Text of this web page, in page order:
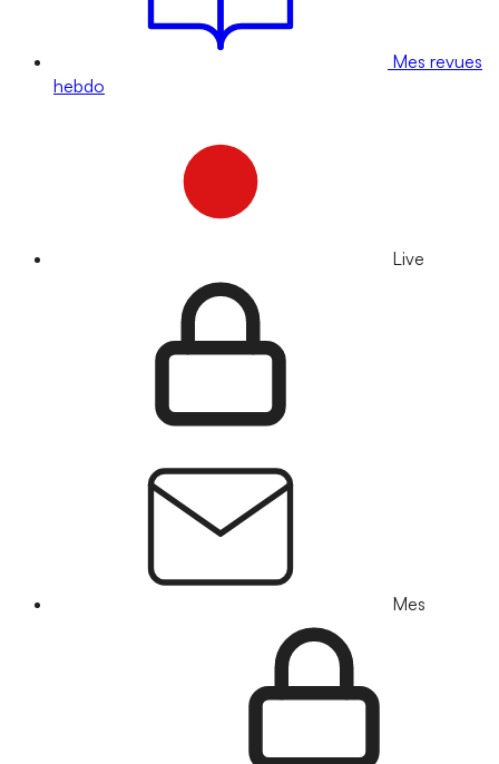
Mes revues
hebdo
Live
Mes